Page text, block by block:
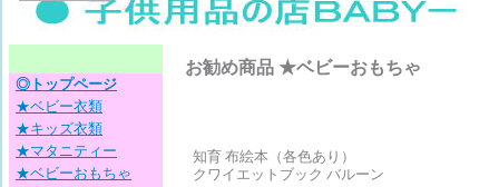
◎トップページ
★ベビー衣類
★キッズ衣類
★マタニティー
★ベビーおもちゃ
お勧め商品 ★ベビーおもちゃ
知育 布絵本（各色あり）
クワイエットブック バルーン